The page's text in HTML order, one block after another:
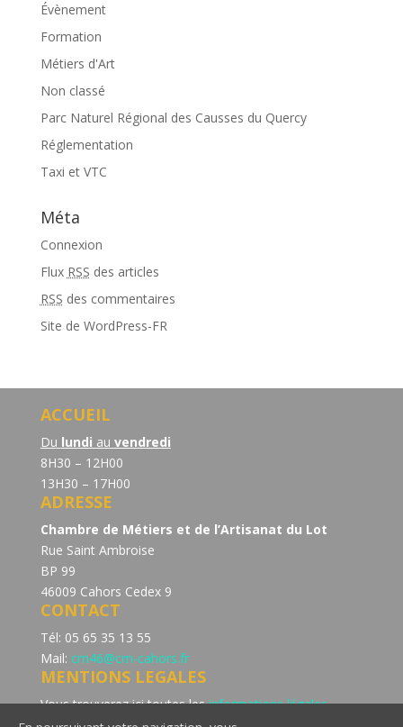
Évènement
Formation
Métiers d'Art
Non classé
Parc Naturel Régional des Causses du Quercy
Réglementation
Taxi et VTC
Méta
Connexion
Flux RSS des articles
RSS des commentaires
Site de WordPress-FR
ACCUEIL
Du lundi au vendredi
8H30 – 12H00
13H30 – 17H00
ADRESSE
Chambre de Métiers et de l’Artisanat du Lot
Rue Saint Ambroise
BP 99
46009 Cahors Cedex 9
CONTACT
Tél: 05 65 35 13 55
Mail: cm46@cm-cahors.fr
MENTIONS LEGALES
Vous trouverez ici toutes lesinformations légales